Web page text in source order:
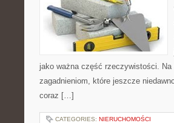
jako ważna część rzeczywistości.
zagadnieniom, które jeszcze
coraz […]
CATEGORIES: NIERUCHOMOŚCI